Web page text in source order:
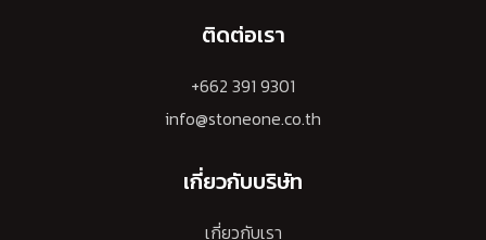
ติดต่อเรา
+662 391 9301
info@stoneone.co.th
เกี่ยวกับบริษัท
เกี่ยวกับเรา